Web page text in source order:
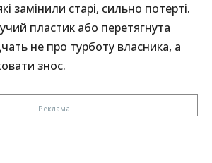
замінили старі, сильно потерті.
пластик або перетягнута
не про турботу власника, а
знос.